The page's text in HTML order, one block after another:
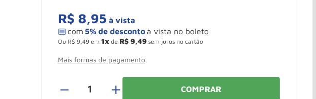
R$ 8,95 à vista
Ou R$ 9, 49em 1 de R$ 9,49sem juros no cartão
Mais formas de pagamento
＋ COMPRAR